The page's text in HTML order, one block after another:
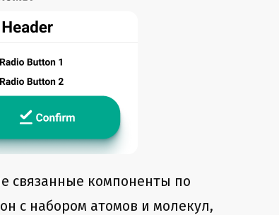
связанные компоненты по
с набором атомов и молекул,